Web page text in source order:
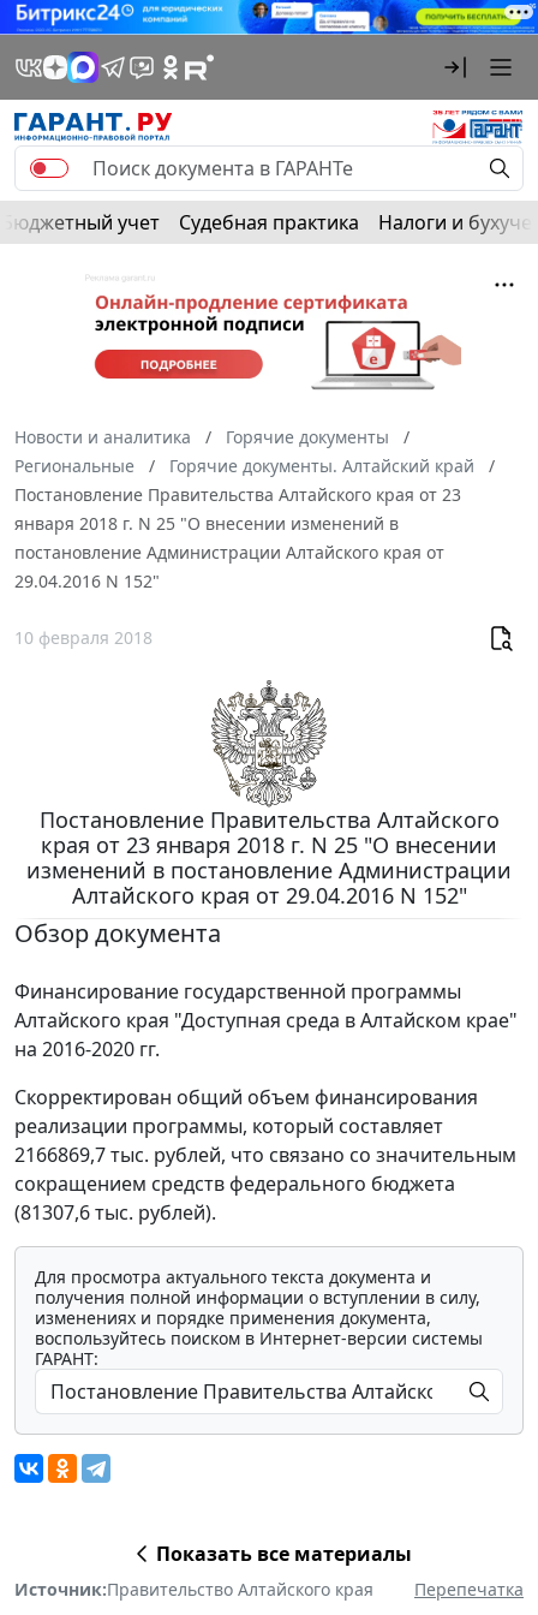
Бюджетный учет Судебная практика Налоги и
Новости и аналитика
Горячие документы
Региональные
Горячие документы. Алтайский край
Постановление Правительства Алтайского края от 23
января 2018 г. N 25 "О внесении изменений в
постановление Администрации Алтайского края от
29.04.2016 N 152"
10 февраля 2018
Постановление Правительства Алтайского
края от 23 января 2018 г. N 25 "О внесении
изменений в постановление Администрации
Алтайского края от 29.04.2016 N 152"
Обзор документа
Финансирование государственной программы
Алтайского края "Доступная среда в Алтайском крае"
на 2016-2020 гг.
Скорректирован общий объем финансирования
реализации программы, который составляет
2166869,7 тыс. рублей, что связано со значительным
сокращением средств федерального бюджета
(81307,6 тыс. рублей).
Для просмотра актуального текста документа и
получения полной информации о вступлении в силу,
изменениях и порядке применения документа,
воспользуйтесь поиском в Интернет-версии системы
ГАРАНТ:
Показать все материалы
Источник:Правительство Алтайского края Перепечатка